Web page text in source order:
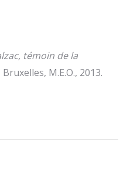
témoin de la
Bruxelles, M.E.O., 2013.